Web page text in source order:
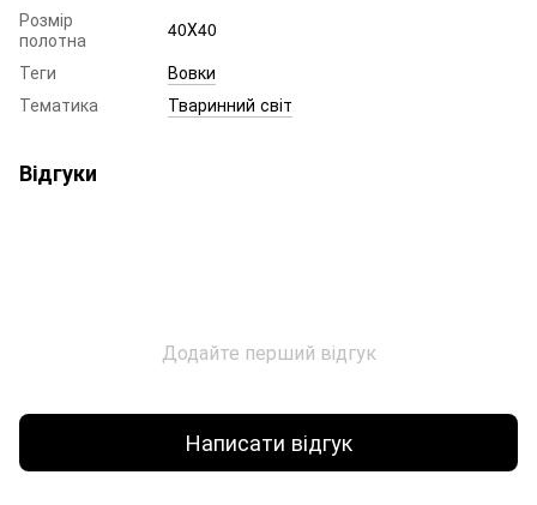
Розмір
полотна
40Х40
Теги
Вовки
Тематика
Тваринний світ
Відгуки
Додайте перший відгук
Написати відгук